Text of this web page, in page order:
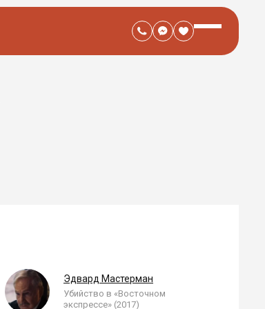
Эдвард Мастерман
Убийство в «Восточном
экспрессе» (2017)